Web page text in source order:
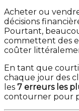
Acheter ou
décisions
Pourtant,
commettent des
coûter
En tant que
chaque jour des
les 7 erreurs les
contourner pour